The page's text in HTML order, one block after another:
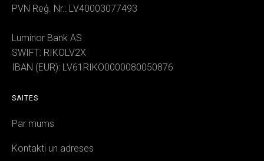
PVN Reģ. Nr.: LV40003077493
Luminor Bank AS
SWIFT: RIKOLV2X
IBAN (EUR): LV61RIKO0000080050876
SAITES
Par mums
Kontakti un adreses